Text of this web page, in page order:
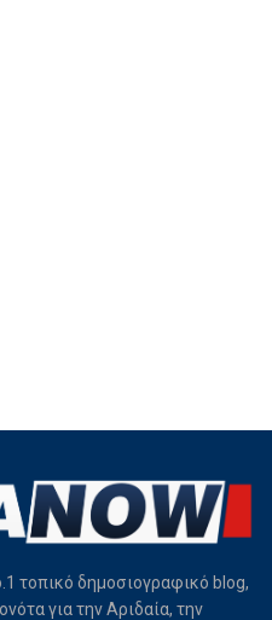
τοπικό δημοσιογραφικό blog,
για την Αριδαία, την